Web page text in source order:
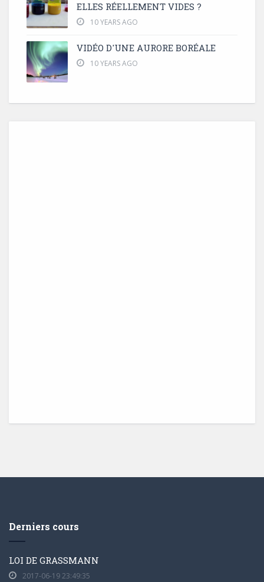
ELLES RÉELLEMENT VIDES ?
10 YEARS AGO
VIDÉO D'UNE AURORE BORÉALE
10 YEARS AGO
Derniers cours
LOI DE GRASSMANN
2017-06-19 23:49:35